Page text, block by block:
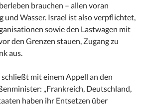
brauchen – allen voran
und Wasser. Israel ist also verpflichtet,
sowie den Lastwagen mit
den Grenzen stauen, Zugang zu
aus.
mit einem Appell an den
„Frankreich, Deutschland,
haben ihr Entsetzen über